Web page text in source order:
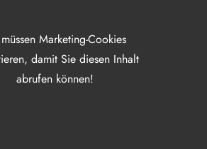
Marketing-Cookies
damit Sie diesen Inhalt
abrufen können!